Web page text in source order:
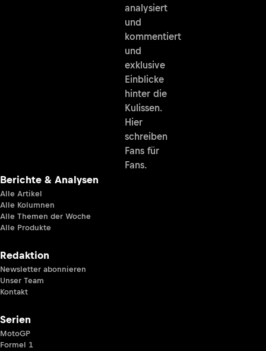
analysiert
und
kommentiert
und
exklusive
Einblicke
hinter die
Kulissen.
Hier
schreiben
Fans für
Fans.
Berichte & Analysen
Alle Artikel
Alle Kolumnen
Alle Themen der Woche
Alle Produkte
Redaktion
Newsletter abonnieren
Unser Team
Kontakt
Serien
MotoGP
Formel 1